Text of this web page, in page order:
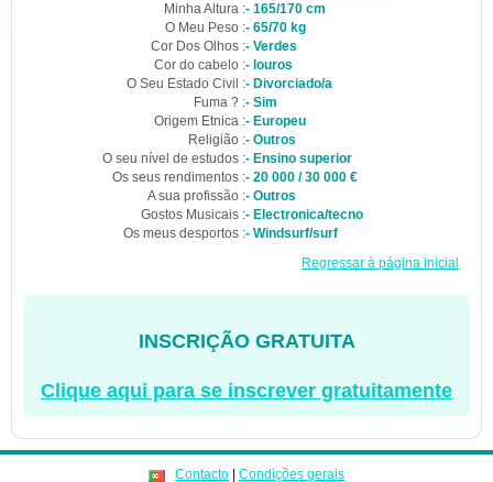
Minha Altura :- 165/170 cm
O Meu Peso :- 65/70 kg
Cor Dos Olhos :- Verdes
Cor do cabelo :- louros
O Seu Estado Civil :- Divorciado/a
Fuma ? :- Sim
Origem Etnica :- Europeu
Religião :- Outros
O seu nível de estudos :- Ensino superior
Os seus rendimentos :- 20 000 / 30 000 €
A sua profissão :- Outros
Gostos Musicais :- Electronica/tecno
Os meus desportos :- Windsurf/surf
Regressar à página inicial
INSCRIÇÃO GRATUITA
Clique aqui para se inscrever gratuitamente
Contacto Condições gerais